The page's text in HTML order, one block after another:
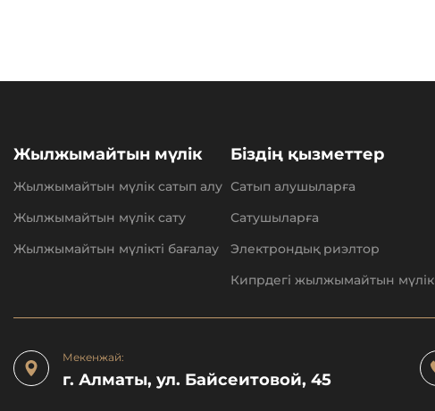
Жылжымайтын мүлік
Жылжымайтын мүлік сатып алу
Жылжымайтын мүлік сату
Жылжымайтын мүлікті бағалау
Біздің қызметтер
Сатып алушыларға
Сатушыларға
Электрондық риэлтор
Кипрдегі жылжымайтын мүлік
Мекенжай:
г. Алматы, ул. Байсеитовой, 45